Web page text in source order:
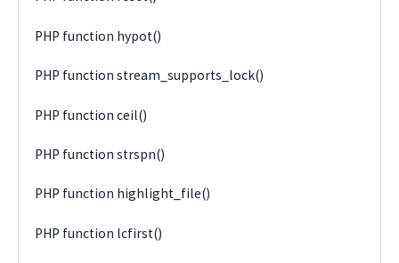
PHP function hypot()
PHP function stream_supports_lock()
PHP function ceil()
PHP function strspn()
PHP function highlight_file()
PHP function lcfirst()